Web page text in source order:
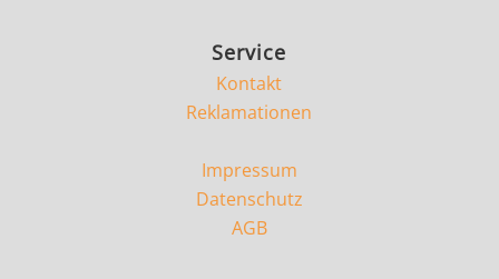
Service
Kontakt
Reklamationen
Impressum
Datenschutz
AGB